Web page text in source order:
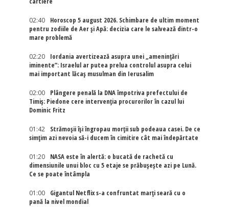
02:40
Horoscop 5 august 2026. Schimbare de ultim moment
pentru zodiile de Aer și Apă: decizia care le salvează dintr-o
mare problemă
02:20
Iordania avertizează asupra unei „amenințări
iminente”: Israelul ar putea prelua controlul asupra celui
mai important lăcaș musulman din Ierusalim
02:00
Plângere penală la DNA împotriva prefectului de
Timiș: Piedone cere intervenția procurorilor în cazul lui
Dominic Fritz
01:42
Strămoșii își îngropau morții sub podeaua casei. De ce
simțim azi nevoia să-i ducem în cimitire cât mai îndepărtate
01:20
NASA este în alertă: o bucată de rachetă cu
dimensiunile unui bloc cu 5 etaje se prăbușește azi pe Lună.
Ce se poate întâmpla
01:00
Gigantul Netflix s-a confruntat marţi seară cu o
pană la nivel mondial